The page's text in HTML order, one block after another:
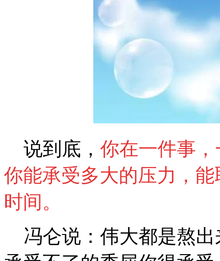
说到底， 你在一件事
你能承受多大的压力，
时间。
冯仑说：伟大都是熬出